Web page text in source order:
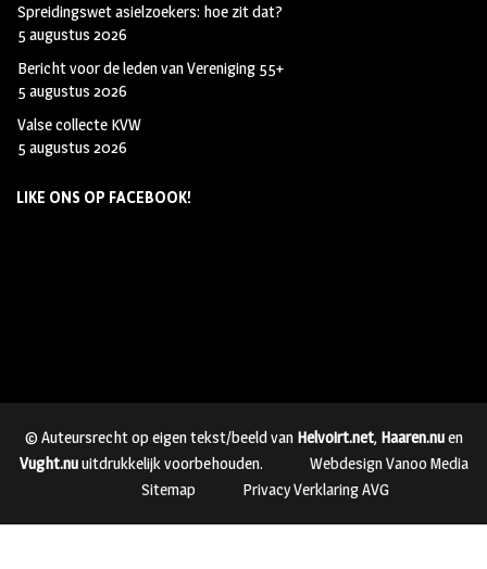
Spreidingswet asielzoekers: hoe zit dat?
5 augustus 2026
Bericht voor de leden van Vereniging 55+
5 augustus 2026
Valse collecte KVW
5 augustus 2026
LIKE ONS OP FACEBOOK!
© Auteursrecht op eigen tekst/beeld van Helvoirt.net, Haaren.nuen
Vught.nuuitdrukkelijk voorbehouden.
Webdesign Vanoo Media
Sitemap
Privacy Verklaring AVG